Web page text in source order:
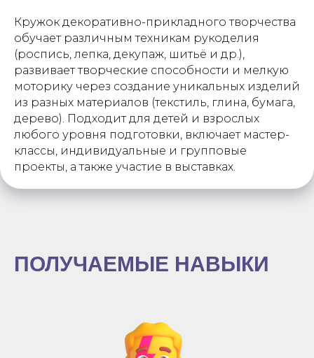
Кружок декоративно-прикладного творчества
обучает различным техникам рукоделия
(роспись, лепка, декупаж, шитьё и др.),
развивает творческие способности и мелкую
моторику через создание уникальных изделий
из разных материалов (текстиль, глина, бумага,
дерево). Подходит для детей и взрослых
любого уровня подготовки, включает мастер-
классы, индивидуальные и групповые
проекты, а также участие в выставках.
ПОЛУЧАЕМЫЕ НАВЫКИ